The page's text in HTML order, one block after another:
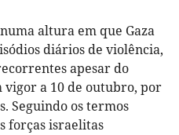
altura em que Gaza
diários de violência,
apesar do
vigor a 10 de outubro, por
Seguindo os termos
forças israelitas